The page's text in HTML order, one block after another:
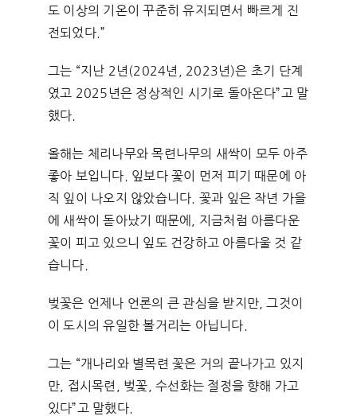
도 이상의 기온이 꾸준히 유지되면서 빠르게 진
전되었다.”
그는 “지난 2년(2024년, 2023년)은 초기 단계
였고 2025년은 정상적인 시기로 돌아온다”고 말
했다.
올해는 체리나무와 목련나무의 새싹이 모두 아주
좋아 보입니다. 잎보다 꽃이 먼저 피기 때문에 아
직 잎이 나오지 않았습니다. 꽃과 잎은 작년 가을
에 새싹이 돋아났기 때문에, 지금처럼 아름다운
꽃이 피고 있으니 잎도 건강하고 아름다울 것 같
습니다.
벚꽃은 언제나 언론의 큰 관심을 받지만, 그것이
이 도시의 유일한 볼거리는 아닙니다.
그는 “개나리와 별목련 꽃은 거의 끝나가고 있지
만, 접시목련, 벚꽃, 수선화는 절정을 향해 가고
있다”고 말했다.